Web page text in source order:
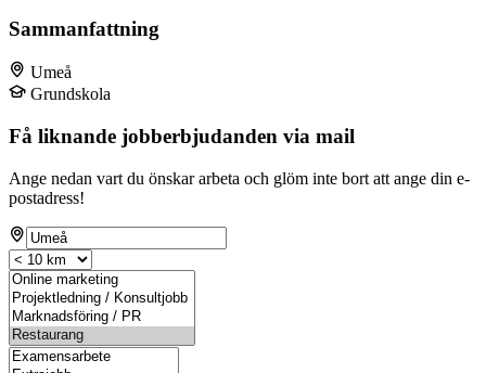
Sammanfattning
Umeå
Grundskola
Få liknande jobberbjudanden via mail
Ange nedan vart du önskar arbeta och glöm inte bort att ange din e-
postadress!